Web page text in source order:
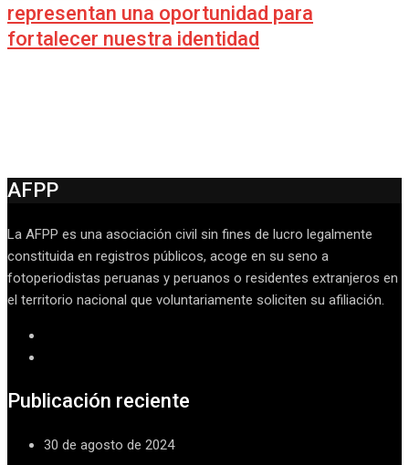
representan una oportunidad para
fortalecer nuestra identidad
AFPP
La AFPP es una asociación civil sin fines de lucro legalmente
constituida en registros públicos, acoge en su seno a
fotoperiodistas peruanas y peruanos o residentes extranjeros en
el territorio nacional que voluntariamente soliciten su afiliación.
Publicación reciente
30 de agosto de 2024